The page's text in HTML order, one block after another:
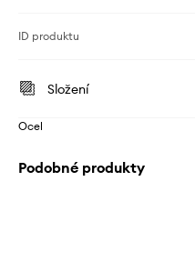
ID produktu
Složení
Ocel
Podobné produkty